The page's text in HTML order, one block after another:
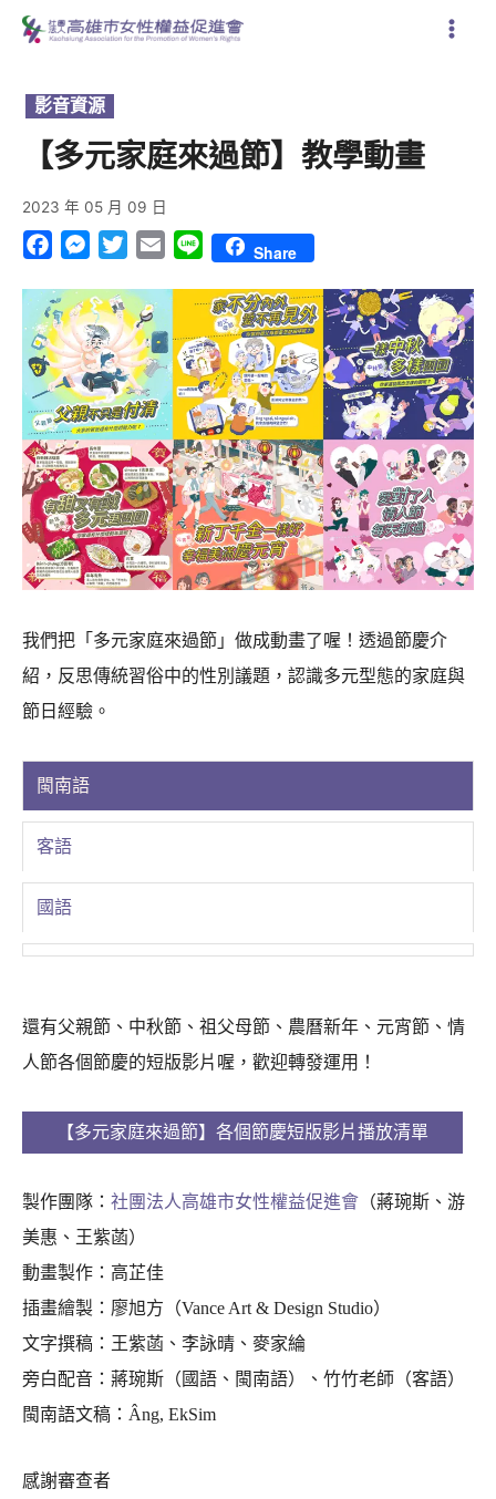
影音資源
【多元家庭來過節】教學動畫
2023 年 05 月 09 日
FacebookMessenger
TwitterEmail Line Share
我們把「多元家庭來過節」做成動畫了喔！透過節慶介
紹，反思傳統習俗中的性別議題，認識多元型態的家庭與
節日經驗。
閩南語
客語
國語
還有父親節、中秋節、祖父母節、農曆新年、元宵節、情
人節各個節慶的短版影片喔，歡迎轉發運用！
【多元家庭來過節】各個節慶短版影片播放清單
製作團隊： 社團法人高雄市女性權益促進會 （蔣琬斯、游
美惠、王紫菡）
動畫製作：高芷佳
插畫繪製：廖旭方（Vance Art & Design Studio）
文字撰稿：王紫菡、李詠晴、麥家綸
旁白配音：蔣琬斯（國語、閩南語）、竹竹老師（客語）
閩南語文稿：Âng, EkSim
感謝審查者